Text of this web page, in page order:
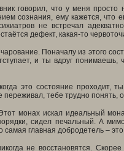
говорил, что у меня
сознания, ему кажется, что
не встречал
дефект, какая-то
Поначалу из этого
и ты вдруг
это состояние проходит,
тебе трудно понять, о
монах искал идеальный
сидел печальный. А
главная добродетель –
не восстановятся.